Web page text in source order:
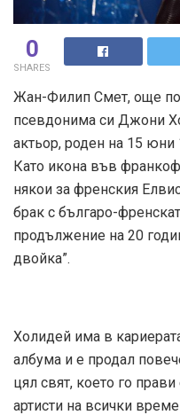
0
SHARES
Жан-Филип Смет, още
псевдонима си Джони
актьор, роден на 15
Като икона във
някои за френския
брак с българо-
продължение на 20
двойка”.
Холидей има в
албума и е продал
цял свят, което го
артисти на всички